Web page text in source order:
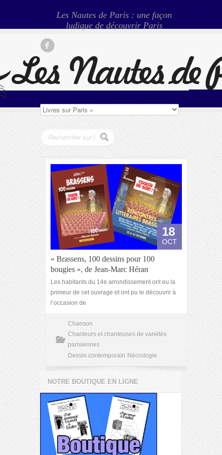
Les Nautes de Paris : une façon
ludique de découvrir Paris
18
OCT
« Brassens, 100 dessins pour 100
bougies », de Jean-Marc Héran
Les habitants du 14e arrondissement ont eu la
primeur de cet ouvrage et ont pu le découvrir à
l’occasion de
Chanson
Chanteurs et chanteuses de variétés
parisiennes
Dessin contemporain Nécrologie
NOTRE BOUTIQUE EN LIGNE